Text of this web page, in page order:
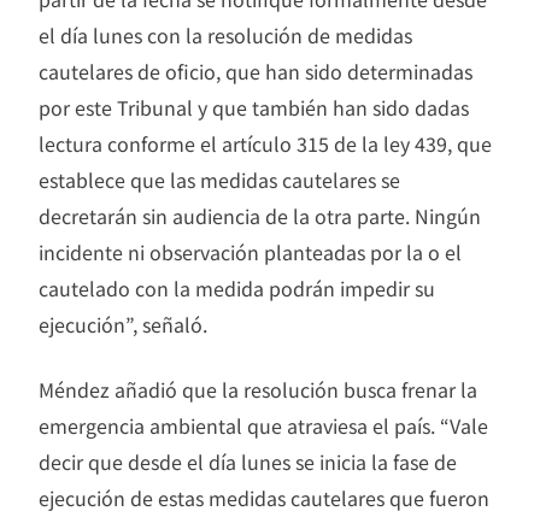
el día lunes con la resolución de medidas
cautelares de oficio, que han sido determinadas
por este Tribunal y que también han sido dadas
lectura conforme el artículo 315 de la ley 439, que
establece que las medidas cautelares se
decretarán sin audiencia de la otra parte. Ningún
incidente ni observación planteadas por la o el
cautelado con la medida podrán impedir su
ejecución”, señaló.
Méndez añadió que la resolución busca frenar la
emergencia ambiental que atraviesa el país. “Vale
decir que desde el día lunes se inicia la fase de
ejecución de estas medidas cautelares que fueron